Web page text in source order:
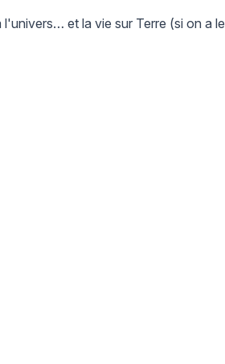
et la vie sur Terre (si on a le